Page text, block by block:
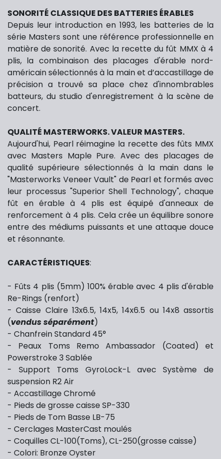
SONORITÉ CLASSIQUE DES BATTERIES ÉRABLES
Depuis leur introduction en 1993, les batteries de la
série Masters sont une référence professionnelle en
matière de sonorité. Avec la recette du fût MMX à 4
plis, la combinaison des placages d'érable nord-
américain sélectionnés à la main et d’accastillage de
précision a trouvé sa place chez d'innombrables
batteurs, du studio d'enregistrement à la scène de
concert.
QUALITÉ MASTERWORKS. VALEUR MASTERS.
Aujourd'hui, Pearl réimagine la recette des fûts MMX
avec Masters Maple Pure. Avec des placages de
qualité supérieure sélectionnés à la main dans le
"Masterworks Veneer Vault" de Pearl et formés avec
leur processus "Superior Shell Technology", chaque
fût en érable à 4 plis est équipé d'anneaux de
renforcement à 4 plis. Cela crée un équilibre sonore
entre des médiums puissants et une attaque douce
et résonnante.
CARACTÉRISTIQUES:
- Fûts 4 plis (5mm) 100% érable avec 4 plis d'érable
Re-Rings (renfort)
- Caisse Claire 13x6.5, 14x5, 14x6.5 ou 14x8 assortis
(vendus séparément)
- Chanfrein Standard 45°
- Peaux Toms Remo Ambassador (Coated) et
Powerstroke 3 Sablée
- Support Toms GyroLock-L avec Système de
suspension R2 Air
- Accastillage Chromé
- Pieds de grosse caisse SP-330
- Pieds de Tom Basse LB-75
- Cerclages MasterCast moulés
- Coquilles CL-100(Toms), CL-250(grosse caisse)
- Colori: Bronze Oyster